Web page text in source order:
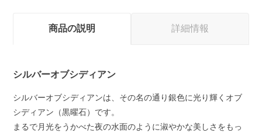
商品の説明 詳細情報
シルバーオブシディアン
シルバーオブシディアンは、その名の通り銀色に光り輝くオブ
シディアン（黒曜石）です。
まるで月光をうかべた夜の水面のように淑やかな美しさをもっ